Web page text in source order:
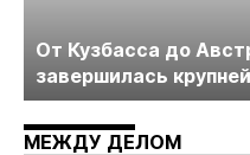
От Кузбасса до
завершилась
технологий «Недра
Майнинг»
МЕЖДУ ДЕЛОМ